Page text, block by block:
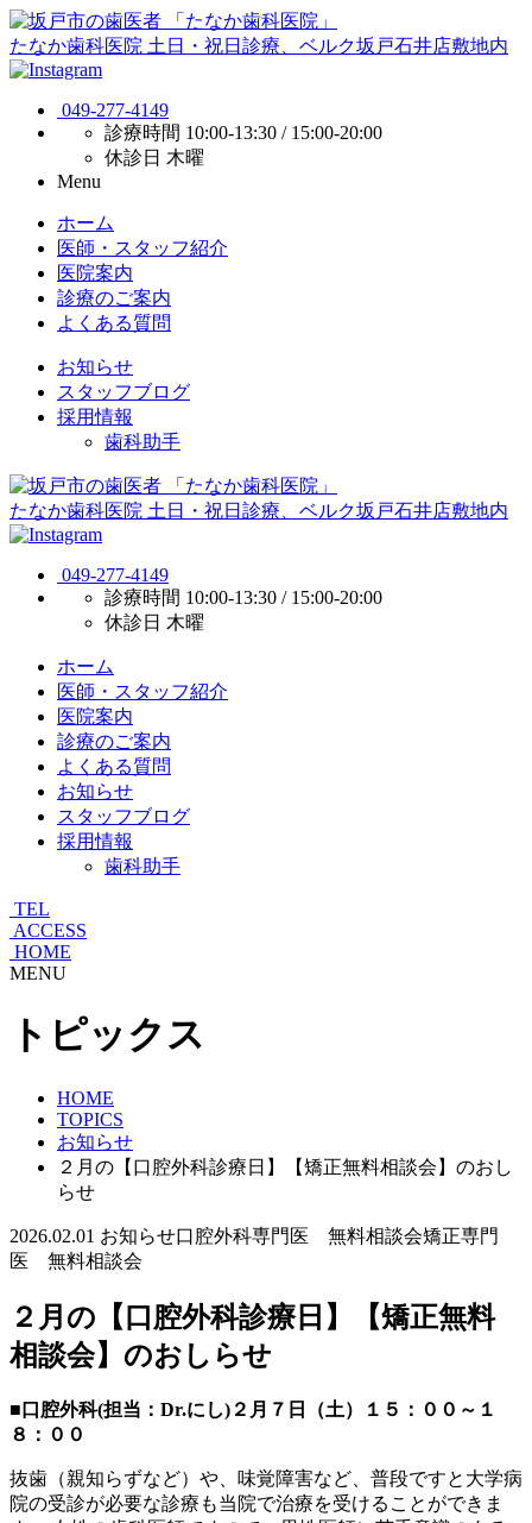
たなか歯科医院 土日・祝日診療、ベルク坂戸石井店敷地内
049-277-4149
診療時間 10:00-13:30 / 15:00-20:00
休診日 木曜
Menu
ホーム
医師・スタッフ紹介
医院案内
診療のご案内
よくある質問
お知らせ
スタッフブログ
採用情報
歯科助手
たなか歯科医院 土日・祝日診療、ベルク坂戸石井店敷地内
049-277-4149
診療時間 10:00-13:30 / 15:00-20:00
休診日 木曜
ホーム
医師・スタッフ紹介
医院案内
診療のご案内
よくある質問
お知らせ
スタッフブログ
採用情報
歯科助手
TEL
ACCESS
HOME
MENU
トピックス
HOME
TOPICS
お知らせ
２月の【口腔外科診療日】【矯正無料相談会】のおし
らせ
2026.02.01 お知らせ口腔外科専門医 無料相談会矯正専門
医 無料相談会
２月の【口腔外科診療日】【矯正無料
相談会】のおしらせ
■口腔外科(担当：Dr.にし)２月７日（土）１５：００～１
８：００
抜歯（親知らずなど）や、味覚障害など、普段ですと大学病
院の受診が必要な診療も当院で治療を受けることができま